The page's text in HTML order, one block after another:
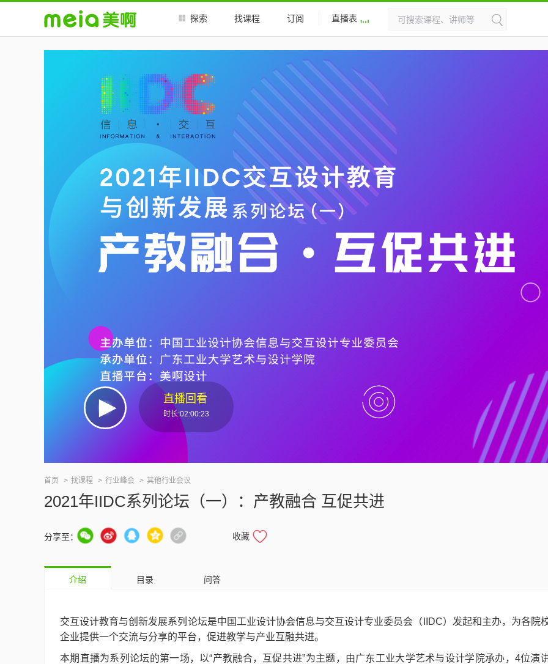
探索
找课程 订阅 直播表
直播回看
时长:02:00:23
首页 找课程 行业峰会 其他行业会议
2021年IIDC系列论坛（一）：产教融合 互促共进
分享至： 收藏
介绍 目录 问答
交互设计教育与创新发展系列论坛是中国工业设计协会信息与交互设计专业委员会（IIDC）发起和主办，为各院
企业提供一个交流与分享的平台，促进教学与产业互融共进。
本期直播为系列论坛的第一场，以“产教融合，互促共进”为主题，由广东工业大学艺术与设计学院承办，4位演